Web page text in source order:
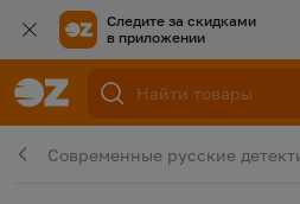
Следите за скидками
в приложении
Современные русские